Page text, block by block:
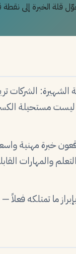
قلة الخبرة إلى نقطة
الشركات
مستحيلة الكسر.
خبرة مهنية
والمهارات
ما تمتلكه فعلاً